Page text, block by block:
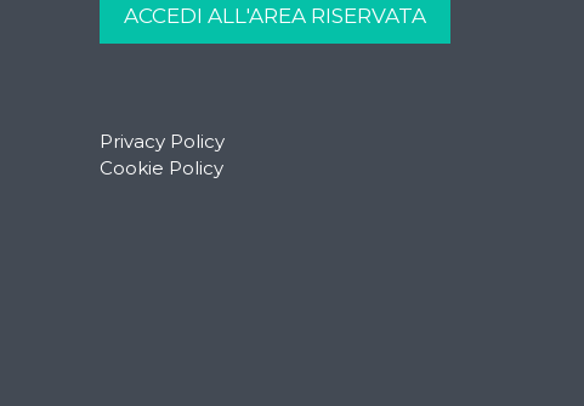
Privacy Policy
Cookie Policy